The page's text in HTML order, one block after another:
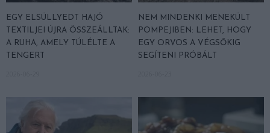
EGY ELSÜLLYEDT HAJÓ
TEXTILJEI ÚJRA ÖSSZEÁLLTAK:
A RUHA, AMELY TÚLÉLTE A
TENGERT
NEM MINDENKI MENEKÜLT
POMPEJIBEN: LEHET, HOGY
EGY ORVOS A VÉGSŐKIG
SEGÍTENI PRÓBÁLT